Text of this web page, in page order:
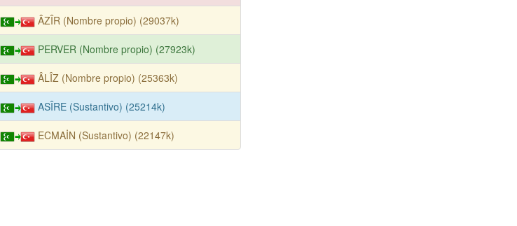
ÂZÎR (Nombre propio) (29037k)
PERVER (Nombre propio) (27923k)
ÂLÎZ (Nombre propio) (25363k)
ASÎRE (Sustantivo) (25214k)
ECMAİN (Sustantivo) (22147k)